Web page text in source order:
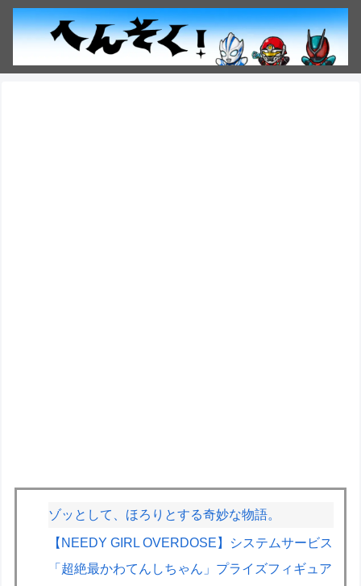
ゾッとして、ほろりとする奇妙な物語。
【NEEDY GIRL OVERDOSE】システムサービス
「超絶最かわてんしちゃん」プライズフィギュア